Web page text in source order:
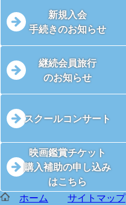
新規入会
手続きのお知らせ
継続会員旅行
のお知らせ
スクールコンサート
映画鑑賞チケット
購入補助の申し込み
はこちら
ホーム
サイトマップ